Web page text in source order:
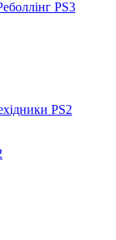
PS3
PS2